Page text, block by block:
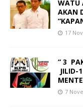
WATU
AKAN
17
“ 3
JILID-
7